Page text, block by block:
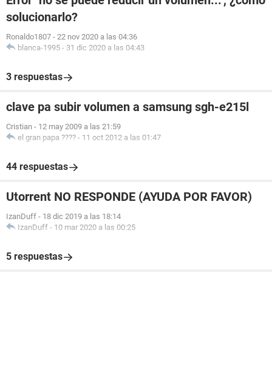
solucionarlo?
Ronaldo1807 - 22 nov 2020 a las 04:36
blanca-1995 - 31 dic 2020 a las 04:43
3 respuestas
clave pa subir volumen a samsung sgh-e215l
Cristian - 12 may 2009 a las 21:59
el gran papa ???? - 11 oct 2012 a las 01:47
44 respuestas
Utorrent NO RESPONDE (AYUDA POR FAVOR)
IzanDuff - 18 dic 2019 a las 18:14
IzanDuff - 10 mar 2020 a las 00:25
5 respuestas